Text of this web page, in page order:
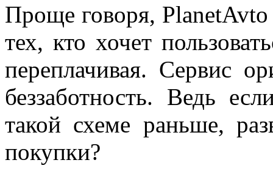
Проще говоря, PlanetAvto
тех, кто хочет
переплачивая. Сервис
беззаботность. Ведь
такой схеме раньше,
покупки?